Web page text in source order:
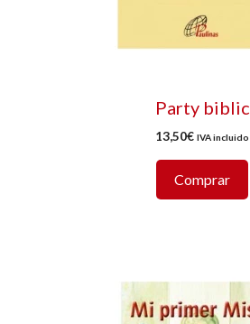
Party biblic
13,50€ IVA incluido
Comprar